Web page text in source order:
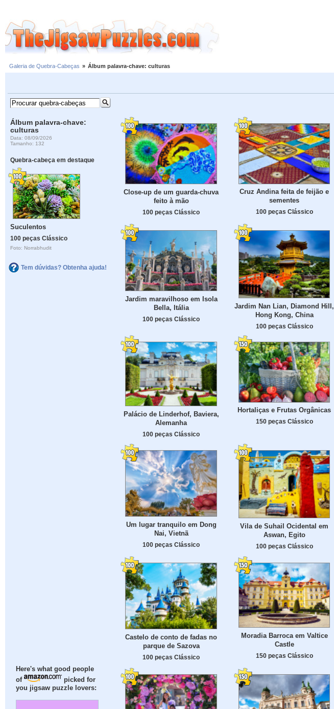
Galeria de Quebra-Cabeças » Álbum palavra-chave: culturas
Álbum palavra-chave:
culturas
Data: 08/09/2026
Tamanho: 132
Quebra-cabeça em destaque
Suculentos
100 peças Clássico
Foto: Norrabhudit
Tem dúvidas? Obtenha ajuda!
Here's what good people
of
picked for
you jigsaw puzzle lovers:
Close-up de um guarda-chuva
feito à mão
100 peças Clássico
Cruz Andina feita de feijão e
sementes
100 peças Clássico
Jardim maravilhoso em Isola
Bella, Itália
100 peças Clássico
Jardim Nan Lian, Diamond Hill,
Hong Kong, China
100 peças Clássico
Palácio de Linderhof, Baviera,
Alemanha
100 peças Clássico
Hortaliças e Frutas Orgânicas
150 peças Clássico
Um lugar tranquilo em Dong
Nai, Vietnã
100 peças Clássico
Vila de Suhail Ocidental em
Aswan, Egito
100 peças Clássico
Castelo de conto de fadas no
parque de Sazova
100 peças Clássico
Moradia Barroca em Valtice
Castle
150 peças Clássico